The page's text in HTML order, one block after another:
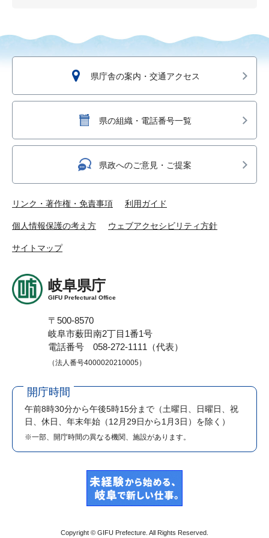
県庁舎の案内・交通アクセス
県の組織・電話番号一覧
県政へのご意見・ご提案
リンク・著作権・免責事項 利用ガイド
個人情報保護の考え方 ウェブアクセシビリティ方針
サイトマップ
岐阜県庁
GIFU Prefectural Office
〒500-8570
岐阜市薮田南2丁目1番1号
電話番号 058-272-1111（代表）
（法人番号4000020210005）
開庁時間
午前8時30分から午後5時15分まで （土曜日、日曜日、祝
日、休日、年末年始（12月29日から1月3日）を除く）
※一部、開庁時間の異なる機関、施設があります。
Copyright © GIFU Prefecture. All Rights Reserved.